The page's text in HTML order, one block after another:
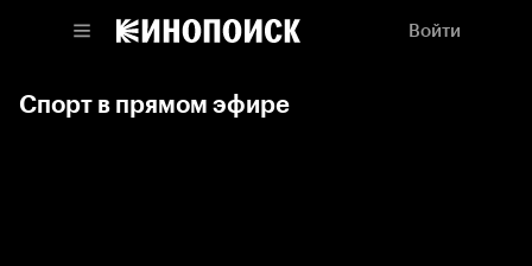
Войти
Спорт в прямом эфире